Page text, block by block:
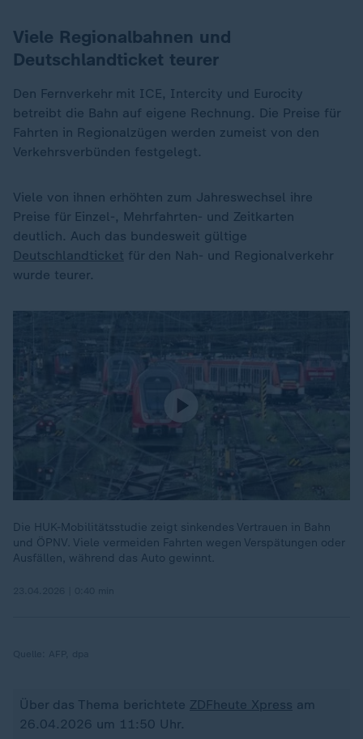
Viele Regionalbahnen und
Deutschlandticket teurer
Den Fernverkehr mit ICE, Intercity und Eurocity
betreibt die Bahn auf eigene Rechnung. Die Preise für
Fahrten in Regionalzügen werden zumeist von den
Verkehrsverbünden festgelegt.
Viele von ihnen erhöhten zum Jahreswechsel ihre
Preise für Einzel-, Mehrfahrten- und Zeitkarten
deutlich. Auch das bundesweit gültige
Deutschlandticket für den Nah- und Regionalverkehr
wurde teurer.
Die HUK-Mobilitätsstudie zeigt sinkendes Vertrauen in Bahn
und ÖPNV. Viele vermeiden Fahrten wegen Verspätungen oder
Ausfällen, während das Auto gewinnt.
Über das Thema berichtete ZDFheute Xpress am
26.04.2026 um 11:50 Uhr.